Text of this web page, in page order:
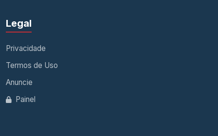
Legal
Privacidade
Termos de Uso
Anuncie
Painel